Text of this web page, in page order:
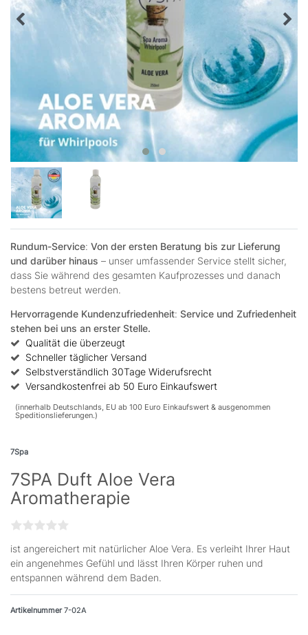
Rundum-Service: Von der ersten Beratung bis zur Lieferung
und darüber hinaus – unser umfassender Service stellt sicher,
dass Sie während des gesamten Kaufprozesses und danach
bestens betreut werden.
Hervorragende Kundenzufriedenheit: Service und Zufriedenheit
stehen bei uns an erster Stelle.
Qualität die überzeugt
Schneller täglicher Versand
Selbstverständlich 30Tage Widerufsrecht
Versandkostenfrei ab 50 Euro Einkaufswert
(innerhalb Deutschlands, EU ab 100 Euro Einkaufswert & ausgenommen
Speditionslieferungen.)
7Spa
7SPA Duft Aloe Vera
Aromatherapie
ist angereichert mit natürlicher Aloe Vera. Es verleiht Ihrer Haut
ein angenehmes Gefühl und lässt Ihren Körper ruhen und
entspannen während dem Baden.
Artikelnummer7-02A